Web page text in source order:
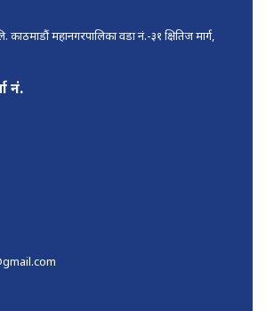
काठमाडौं महानगरपालिका वडा नं.-३१ क्षितिज मार्ग,
नं.